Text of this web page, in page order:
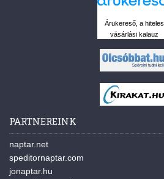
Árukereső, a hiteles
vásárlási kalauz
PARTNEREINK
naptar.net
speditornaptar.com
jonaptar.hu